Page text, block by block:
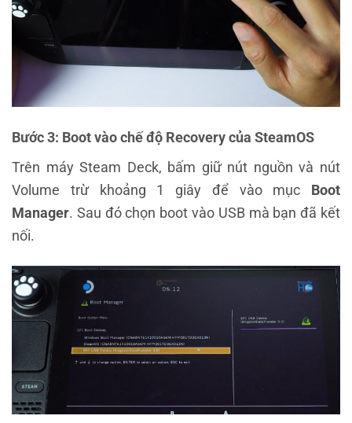
Bước 3: Boot vào chế độ Recovery của SteamOS
Trên máy Steam Deck, bấm giữ nút nguồn và nút
Volume trừ khoảng 1 giây để vào mục Boot
Manager. Sau đó chọn boot vào USB mà bạn đã kết
nối.